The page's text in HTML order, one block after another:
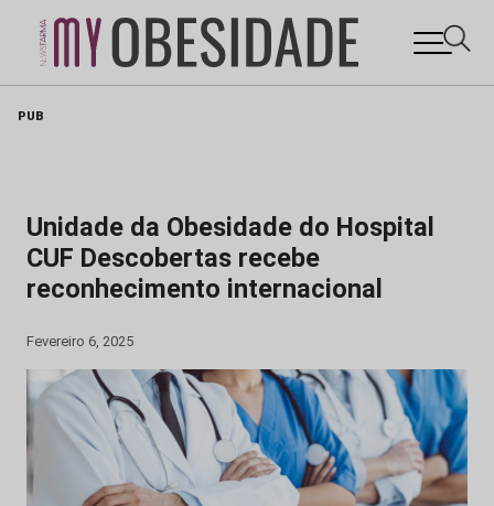
PUB
Unidade da Obesidade do Hospital
CUF Descobertas recebe
reconhecimento internacional
Fevereiro 6, 2025